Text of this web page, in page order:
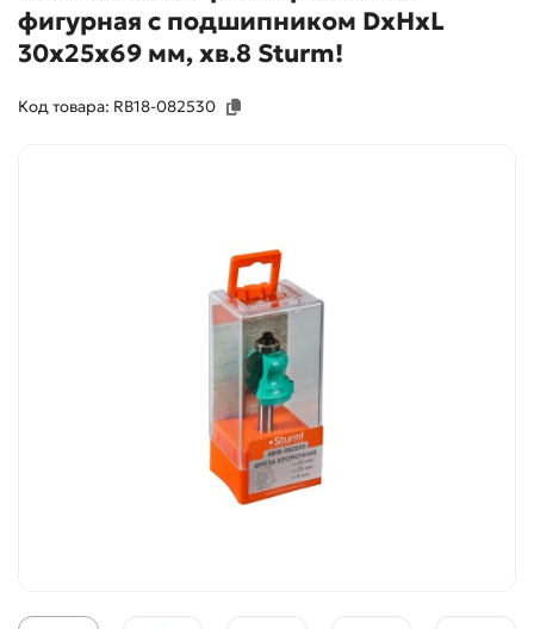
фигурная с подшипником DxHxL
30x25x69 мм, хв.8 Sturm!
Код товара: RB18-082530